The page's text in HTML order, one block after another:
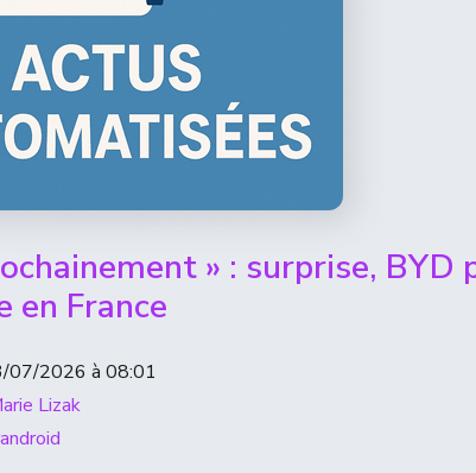
» : surprise,
en France
07/2026 à 08:01
Lizak